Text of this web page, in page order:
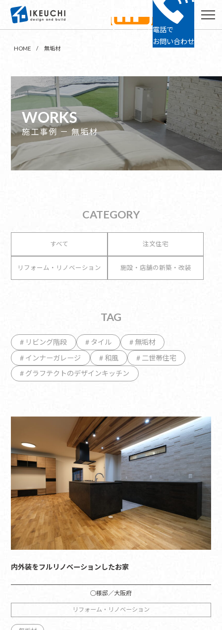
ショールーム電話で
お問い合わせ
HOME 無垢材
WORKS
施工事例 － 無垢材
CATEGORY
すべて 注文住宅
リフォーム・リノベーション 施設・店舗の新築・改装
TAG
# リビング階段 # タイル
# 無垢材
# インナーガレージ
# 和風
# 二世帯住宅
# グラフテクトのデザインキッチン
内外装をフルリノベーションしたお家
○様邸／大阪府
リフォーム・リノベーション